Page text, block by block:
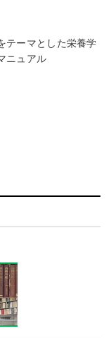
テーマとした栄養学
ニュアル